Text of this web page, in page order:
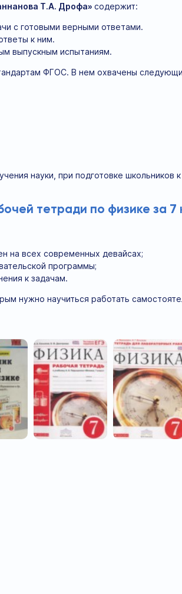
Т.А. Дрофа» содержит:
с готовыми верными ответами.
к ним.
выпускным испытаниям.
ФГОС. В нем охвачены
науки, при подготовке школьников
тетради по физике за 7
на всех современных девайсах;
программы;
к задачам.
нужно научиться работать